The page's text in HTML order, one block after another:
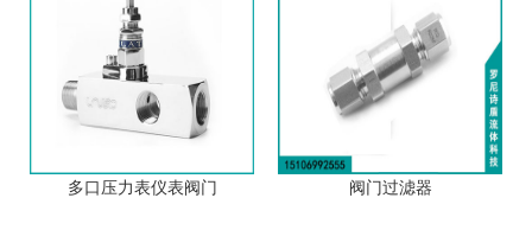
多口压力表仪表阀门 阀门过滤器